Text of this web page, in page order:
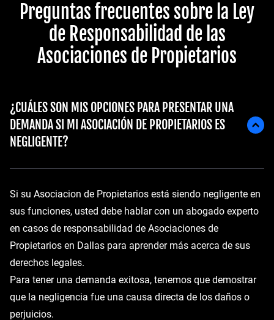
Preguntas frecuentes sobre la Ley
de Responsabilidad de las
Asociaciones de Propietarios
¿CUÁLES SON MIS OPCIONES PARA PRESENTAR UNA
DEMANDA SI MI ASOCIACIÓN DE PROPIETARIOS ES
NEGLIGENTE?
Si su Asociacion de Propietarios está siendo negligente en
sus funciones, usted debe hablar con un abogado experto
en casos de responsabilidad de Asociaciones de
Propietarios en Dallas para aprender más acerca de sus
derechos legales.
Para tener una demanda exitosa, tenemos que demostrar
que la negligencia fue una causa directa de los daños o
perjuicios.